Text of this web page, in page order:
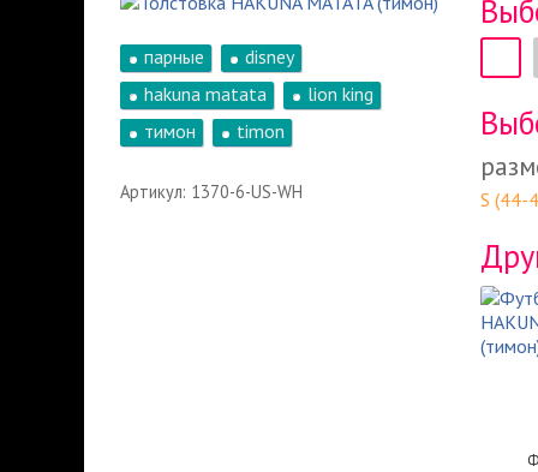
парные
disney
hakuna matata
lion king
тимон
timon
Артикул: 1370-6-US-WH S (44-